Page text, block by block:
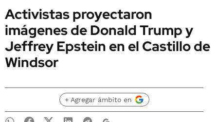
Activistas proyectaron
imágenes de Donald Trump y
Jeffrey Epstein en el Castillo de
Windsor
+ Agregar ámbito en